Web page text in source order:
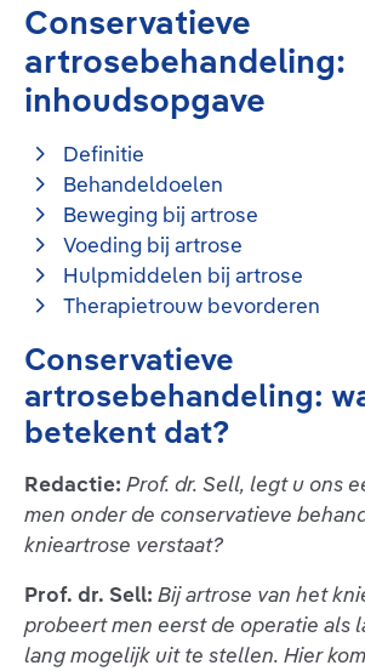
Conservatieve
artrosebehandeling:
inhoudsopgave
Definitie
Behandeldoelen
Beweging bij artrose
Voeding bij artrose
Hulpmiddelen bij artrose
Therapietrouw bevorderen
Conservatieve
artrosebehandeling:
betekent dat?
Redactie: Prof. dr. Sell, legt u ons
men onder de conservatieve
knieartrose verstaat?
Prof. dr. Sell: Bij artrose van het
probeert men eerst de operatie als
lang mogelijk uit te stellen. Hier